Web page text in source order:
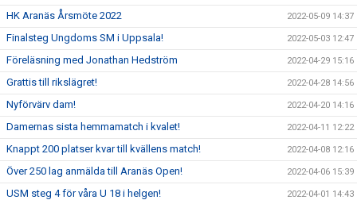
HK Aranäs Årsmöte 2022 2022-05-09 14:37
Finalsteg Ungdoms SM i Uppsala! 2022-05-03 12:47
Föreläsning med Jonathan Hedström 2022-04-29 15:16
Grattis till rikslägret! 2022-04-28 14:56
Nyförvärv dam! 2022-04-20 14:16
Damernas sista hemmamatch i kvalet! 2022-04-11 12:22
Knappt 200 platser kvar till kvällens match! 2022-04-08 12:16
Över 250 lag anmälda till Aranäs Open! 2022-04-06 15:39
USM steg 4 för våra U 18 i helgen! 2022-04-01 14:43